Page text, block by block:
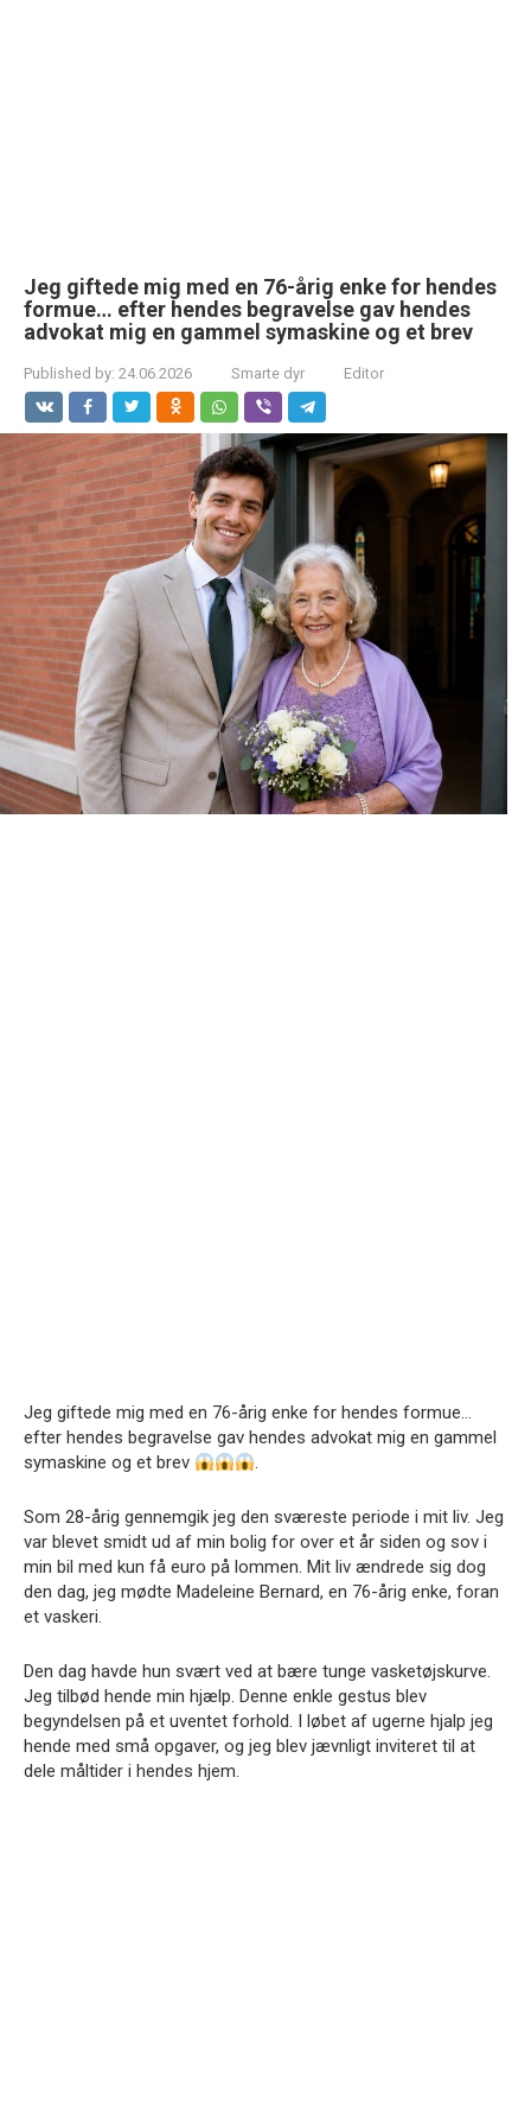
Jeg giftede mig med en 76-årig enke for hendes
formue… efter hendes begravelse gav hendes
advokat mig en gammel symaskine og et brev
Published by: 24.06.2026 Smarte dyr Editor
Jeg giftede mig med en 76-årig enke for hendes formue…
efter hendes begravelse gav hendes advokat mig en gammel
symaskine og et brev
.
Som 28-årig gennemgik jeg den sværeste periode i mit liv. Jeg
var blevet smidt ud af min bolig for over et år siden og sov i
min bil med kun få euro på lommen. Mit liv ændrede sig dog
den dag, jeg mødte Madeleine Bernard, en 76-årig enke, foran
et vaskeri.
Den dag havde hun svært ved at bære tunge vasketøjskurve.
Jeg tilbød hende min hjælp. Denne enkle gestus blev
begyndelsen på et uventet forhold. I løbet af ugerne hjalp jeg
hende med små opgaver, og jeg blev jævnligt inviteret til at
dele måltider i hendes hjem.